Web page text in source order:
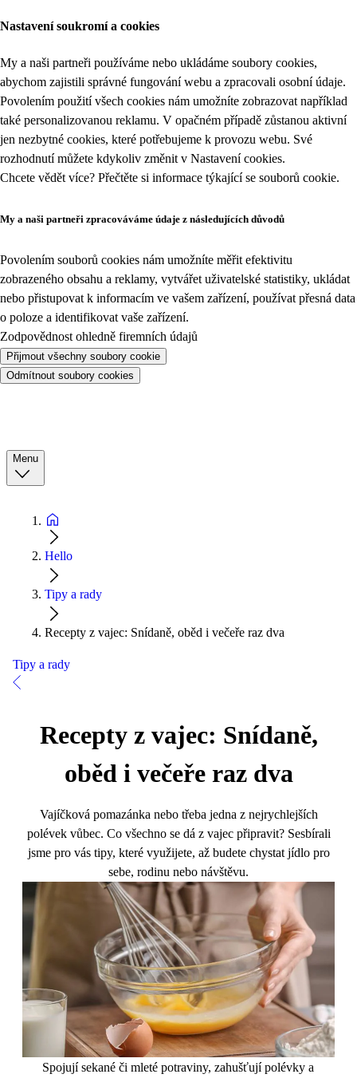
Nastavení soukromí a cookies
My a naši partneři používáme nebo ukládáme soubory cookies,
abychom zajistili správné fungování webu a zpracovali osobní údaje.
Povolením použití všech cookies nám umožníte zobrazovat například
také personalizovanou reklamu. V opačném případě zůstanou aktivní
jen nezbytné cookies, které potřebujeme k provozu webu. Své
rozhodnutí můžete kdykoliv změnit v Nastavení cookies.
Chcete vědět více? Přečtěte si informace týkající se souborů cookie.
My a naši partneři zpracováváme údaje z následujících důvodů
Povolením souborů cookies nám umožníte měřit efektivitu
zobrazeného obsahu a reklamy, vytvářet uživatelské statistiky, ukládat
nebo přistupovat k informacím ve vašem zařízení, používat přesná data
o poloze a identifikovat vaše zařízení.
Zodpovědnost ohledně firemních údajů
Přijmout všechny soubory cookie
Odmítnout soubory cookies
Menu
Hello
Tipy a rady
Recepty z vajec: Snídaně, oběd i večeře raz dva
Tipy a rady
Recepty z vajec: Snídaně,
oběd i večeře raz dva
Vajíčková pomazánka nebo třeba jedna z nejrychlejších
polévek vůbec. Co všechno se dá z vajec připravit? Sesbírali
jsme pro vás tipy, které využijete, až budete chystat jídlo pro
sebe, rodinu nebo návštěvu.
Spojují sekané či mleté potraviny, zahušťují polévky a